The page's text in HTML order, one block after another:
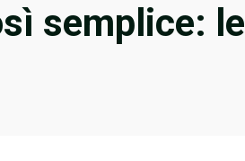
semplice: le